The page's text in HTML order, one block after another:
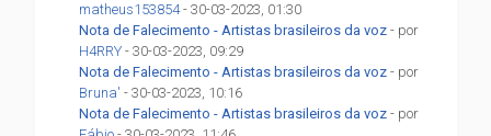
matheus153854- 30-03-2023, 01:30
Nota de Falecimento - Artistas brasileiros da voz - por
H4RRY - 30-03-2023, 09:29
Nota de Falecimento - Artistas brasileiros da voz - por
Bruna' - 30-03-2023, 10:16
Nota de Falecimento - Artistas brasileiros da voz - por